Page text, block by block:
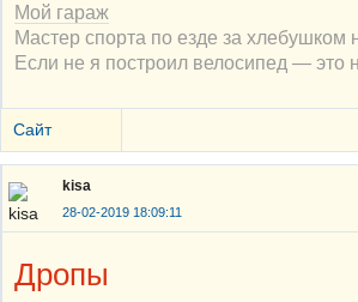
Мой гараж
Мастер спорта по езде за хлебушком
Если не я построил велосипед — это
Сайт
kisa
28-02-2019 18:09:11
Дропы